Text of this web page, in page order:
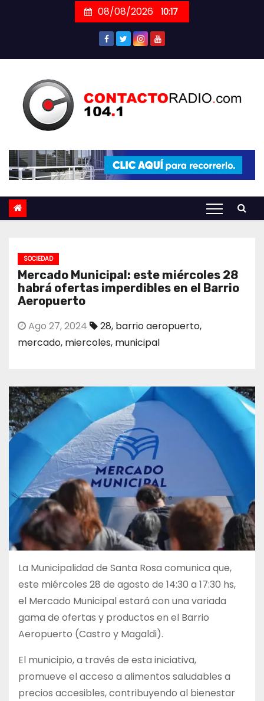
08/08/2026 10:17
SOCIEDAD
Mercado Municipal: este miércoles 28
habrá ofertas imperdibles en el Barrio
Aeropuerto
Ago 27, 2024 28, barrio aeropuerto,
mercado, miercoles, municipal
La Municipalidad de Santa Rosa comunica que,
este miércoles 28 de agosto de 14:30 a 17:30 hs,
el Mercado Municipal estará con una variada
gama de ofertas y productos en el Barrio
Aeropuerto (Castro y Magaldi).
El municipio, a través de esta iniciativa,
promueve el acceso a alimentos saludables a
precios accesibles, contribuyendo al bienestar